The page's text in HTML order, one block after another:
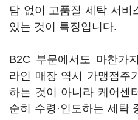
담 없이 고품질 세탁 서비
있는 것이 특징입니다.
B2C 부문에서도 마찬가
라인 매장 역시 가맹점주
하는 것이 아니라 케어센
순히 수령·인도하는 세탁